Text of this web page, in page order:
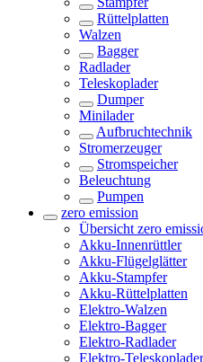
Rüttelplatten
Walzen
Bagger
Radlader
Teleskoplader
Dumper
Minilader
Aufbruchtechnik
Stromerzeuger
Stromspeicher
Beleuchtung
Pumpen
zero emission
Übersicht zero
Akku-Innenrüttler
Akku-Flügelglätter
Akku-Stampfer
Akku-Rüttelplatten
Elektro-Walzen
Elektro-Bagger
Elektro-Radlader
Elektro-Teleskoplader